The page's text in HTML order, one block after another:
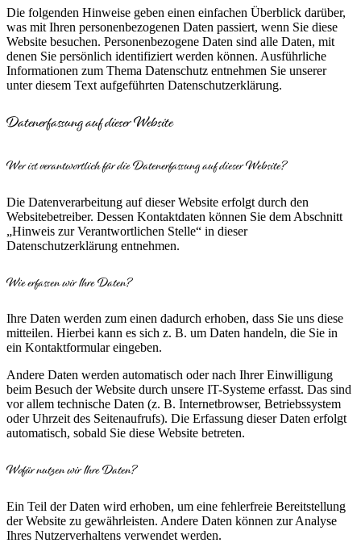
Die folgenden Hinweise geben einen einfachen Überblick darüber,
was mit Ihren personenbezogenen Daten passiert, wenn Sie diese
Website besuchen. Personenbezogene Daten sind alle Daten, mit
denen Sie persönlich identifiziert werden können. Ausführliche
Informationen zum Thema Datenschutz entnehmen Sie unserer
unter diesem Text aufgeführten Datenschutzerklärung.
Datenerfassung auf dieser Website
Wer ist verantwortlich für die Datenerfassung auf dieser Website?
Die Datenverarbeitung auf dieser Website erfolgt durch den
Websitebetreiber. Dessen Kontaktdaten können Sie dem Abschnitt
„Hinweis zur Verantwortlichen Stelle“ in dieser
Datenschutzerklärung entnehmen.
Wie erfassen wir Ihre Daten?
Ihre Daten werden zum einen dadurch erhoben, dass Sie uns diese
mitteilen. Hierbei kann es sich z. B. um Daten handeln, die Sie in
ein Kontaktformular eingeben.
Andere Daten werden automatisch oder nach Ihrer Einwilligung
beim Besuch der Website durch unsere IT-Systeme erfasst. Das sind
vor allem technische Daten (z. B. Internetbrowser, Betriebssystem
oder Uhrzeit des Seitenaufrufs). Die Erfassung dieser Daten erfolgt
automatisch, sobald Sie diese Website betreten.
Wofür nutzen wir Ihre Daten?
Ein Teil der Daten wird erhoben, um eine fehlerfreie Bereitstellung
der Website zu gewährleisten. Andere Daten können zur Analyse
Ihres Nutzerverhaltens verwendet werden.